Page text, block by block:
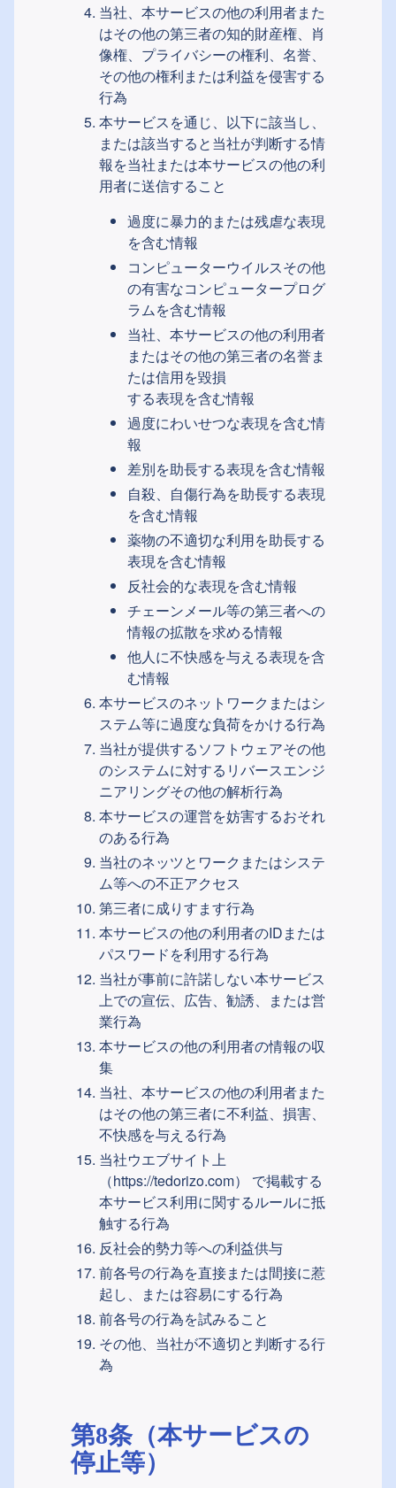
当社、本サービスの他の利用者また
はその他の第三者の知的財産権、肖
像権、プライバシーの権利、名誉、
その他の権利または利益を侵害する
行為
本サービスを通じ、以下に該当し、
または該当すると当社が判断する情
報を当社または本サービスの他の利
用者に送信すること
過度に暴力的または残虐な表現
を含む情報
コンピューターウイルスその他
の有害なコンピュータープログ
ラムを含む情報
当社、本サービスの他の利用者
またはその他の第三者の名誉ま
たは信用を毀損
する表現を含む情報
過度にわいせつな表現を含む情
報
差別を助長する表現を含む情報
自殺、自傷行為を助長する表現
を含む情報
薬物の不適切な利用を助長する
表現を含む情報
反社会的な表現を含む情報
チェーンメール等の第三者への
情報の拡散を求める情報
他人に不快感を与える表現を含
む情報
本サービスのネットワークまたはシ
ステム等に過度な負荷をかける行為
当社が提供するソフトウェアその他
のシステムに対するリバースエンジ
ニアリングその他の解析行為
本サービスの運営を妨害するおそれ
のある行為
当社のネッツとワークまたはシステ
ム等への不正アクセス
第三者に成りすます行為
本サービスの他の利用者のIDまたは
パスワードを利用する行為
当社が事前に許諾しない本サービス
上での宣伝、広告、勧誘、または営
業行為
本サービスの他の利用者の情報の収
集
当社、本サービスの他の利用者また
はその他の第三者に不利益、損害、
不快感を与える行為
当社ウエブサイト上
（https://tedorizo.com）
で掲載する
本サービス利用に関するルールに抵
触する行為
反社会的勢力等への利益供与
前各号の行為を直接または間接に惹
起し、または容易にする行為
前各号の行為を試みること
その他、当社が不適切と判断する行
為
第8条（本サービスの
停止等）